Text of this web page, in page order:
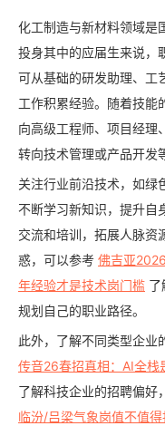
化工制造与新材料领域是
投身其中的应届生来说，
可从基础的研发助理、工
工作积累经验。随着技能
向高级工程师、项目经理
转向技术管理或产品开发
关注行业前沿技术，如绿
不断学习新知识，提升自
交流和培训，拓展人脉资
惑，可以参考 佛吉亚
年经验才是技术岗门槛 了
规划自己的职业路径。
此外，了解不同类型企业
传音26春招真相：AI全栈
了解科技企业的招聘偏好
临汾/吕梁气象岗值不值